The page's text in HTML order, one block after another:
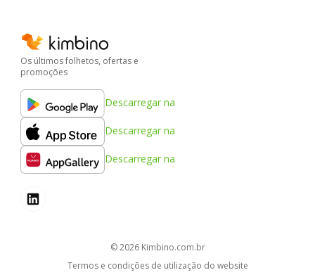
Os últimos folhetos, ofertas e
promoções
Descarregar na
Descarregar na
Descarregar na
© 2026 kimbino.com.br
Termos e condições de utilização do website